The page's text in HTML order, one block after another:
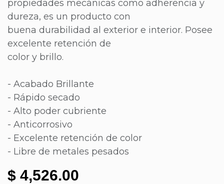
propiedades mecánicas como adherencia y
dureza, es un producto con
buena durabilidad al exterior e interior. Posee
excelente retención de
color y brillo.
- Acabado Brillante
- Rápido secado
- Alto poder cubriente
- Anticorrosivo
- Excelente retención de color
- Libre de metales pesados
$ 4,526.00